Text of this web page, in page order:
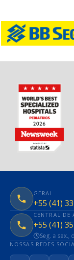
GERAL
+55 (41)
CENTRAL DE
+55 (41)
Seg. a sex.,
NOSSAS REDES